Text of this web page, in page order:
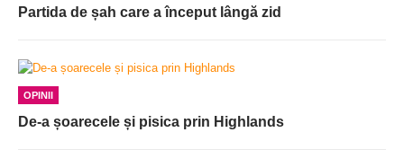
Partida de șah care a început lângă zid
OPINII
De-a șoarecele și pisica prin Highlands